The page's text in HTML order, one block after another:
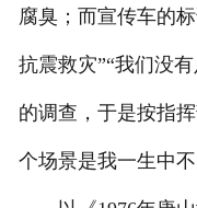
腐臭；而宣传车的
抗震救灾”“我们没
的调查，于是按指
个场景是我一生中